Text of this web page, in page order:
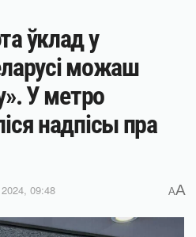
ўклад у
можаш
У метро
надпісы пра
2024, 09:48 AA